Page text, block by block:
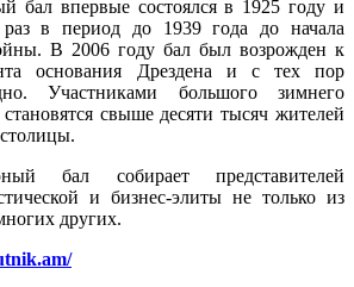
бал впервые состоялся в 1925 году и
раз в период до 1939 года до начала
В 2006 году бал был возрожден к
основания Дрездена и с тех пор
Участниками большого зимнего
свыше десяти тысяч жителей
бал собирает представителей
и бизнес-элиты не только из
других.